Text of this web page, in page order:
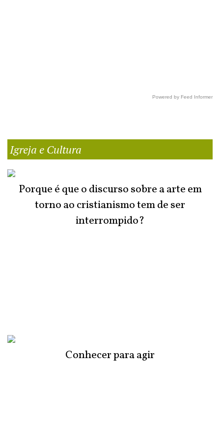
Powered by Feed Informer
Igreja e Cultura
Porque é que o discurso sobre a arte em
torno ao cristianismo tem de ser
interrompido?
Conhecer para agir